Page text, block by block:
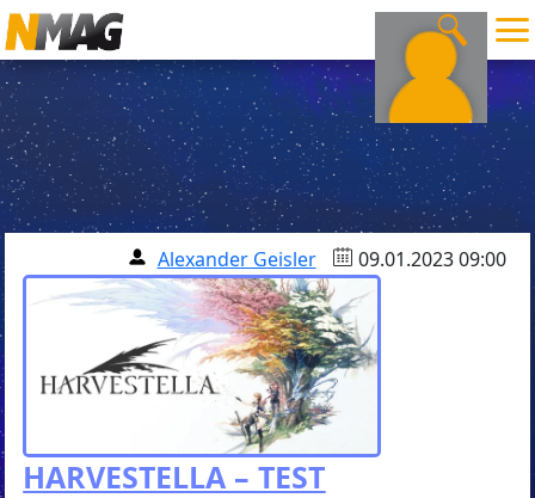
Alexander Geisler 09.01.2023 09:00
HARVESTELLA – TEST